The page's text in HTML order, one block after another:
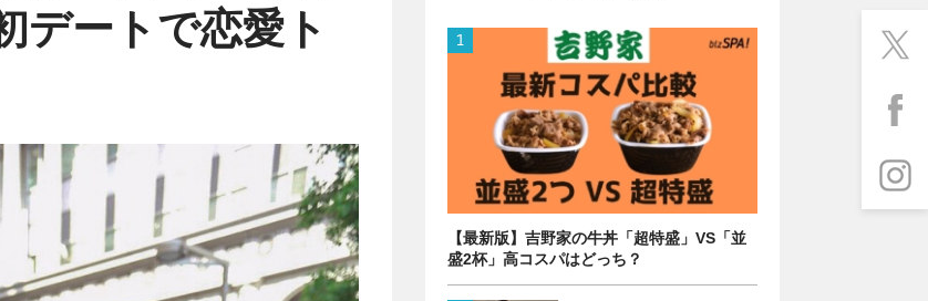
デートで恋愛ト
【最新版】吉野家の牛丼「超特盛」VS「並
盛2杯」高コスパはどっち？